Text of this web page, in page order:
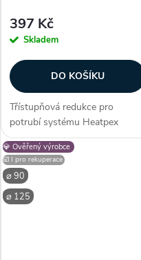
397 Kč
Skladem
DO KOŠÍKU
Třístupňová redukce pro
potrubí systému Heatpex
ADURO umožňující změnu
průměru potrubí mezi 125, 160
nebo 200 mm. Aby bylo možné
získat 2stupňovou redukci, je
nutné odříznout...
⌀ 90
⌀ 125
💎 Ověřený výrobce
☑️ I pro rekuperace